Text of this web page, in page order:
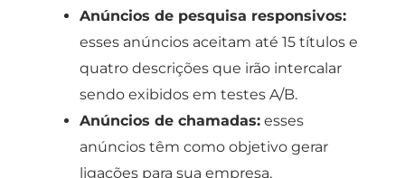
Anúncios de pesquisa responsivos:
esses anúncios aceitam até 15 títulos e
quatro descrições que irão intercalar
sendo exibidos em testes A/B.
Anúncios de chamadas: esses
anúncios têm como objetivo gerar
ligações para sua empresa,